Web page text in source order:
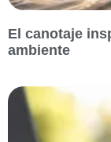
El canotaje
ambiente